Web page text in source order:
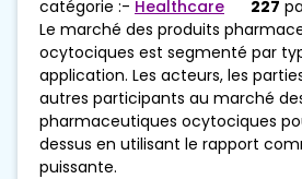
catégorie :- Healthcare 227
Le marché des produits
ocytociques est segmenté par
application. Les acteurs, les
autres participants au marché
pharmaceutiques ocytociques
dessus en utilisant le rapport
puissante.